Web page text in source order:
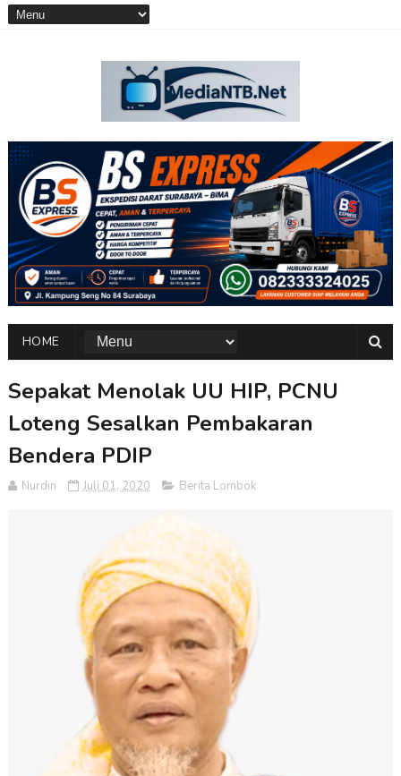
HOME
Sepakat Menolak UU HIP, PCNU
Loteng Sesalkan Pembakaran
Bendera PDIP
Nurdin Juli 01, 2020 Berita Lombok